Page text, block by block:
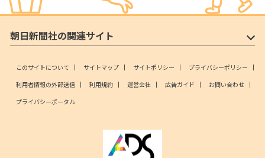
朝日新聞社の関連サイト
このサイトについて サイトマップ サイトポリシー
プライバシーポリシー
利用者情報の外部送信
利用規約 運営会社 広告ガイド
お問い合わせ
プライバシーポータル